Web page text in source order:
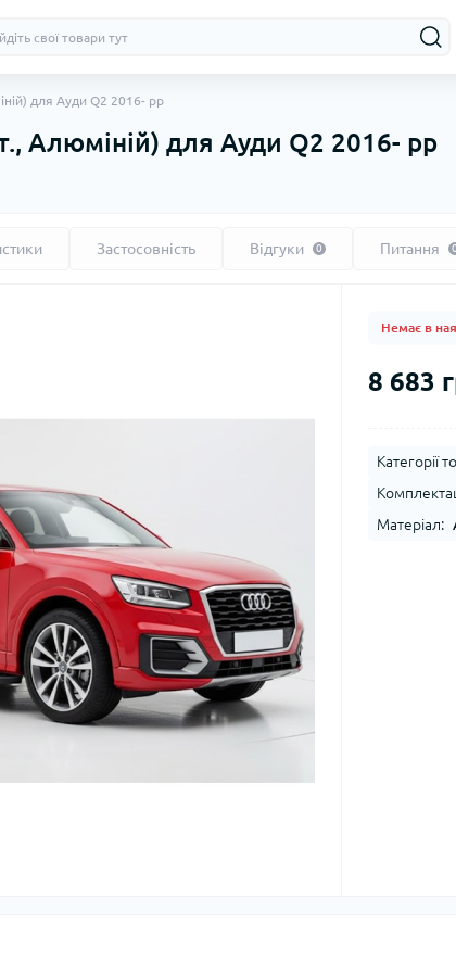
для Ауди Q2 2016- рр
Алюміній) для Ауди Q2 2016- рр
Застосовність Відгуки 0 Питання 0
Немає в
8 683
Категорії
Матеріал: